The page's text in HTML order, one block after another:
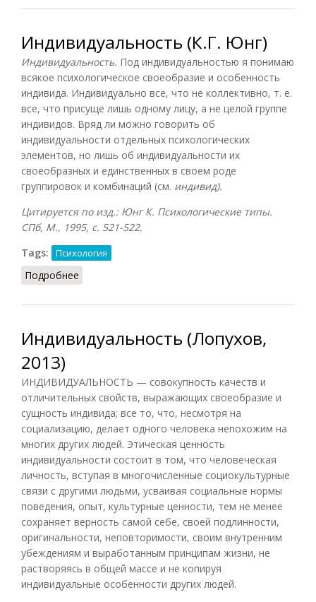
Индивидуальность (К.Г. Юнг)
Индивидуальность. Под индивидуальностью я понимаю
всякое психологическое своеобразие и особенность
индивида. Индивидуально все, что не коллективно, т. е.
все, что присуще лишь одному лицу, а не целой группе
индивидов. Вряд ли можно говорить об
индивидуальности отдельных психологических
элементов, но лишь об индивидуальности их
своеобразных и единственных в своем роде
группировок и комбинаций (см. индивид).
Цитируется по изд.: Юнг К. Психологические типы.
СПб, М., 1995, с. 521-522.
Tags:
Психология
Подробнее
Индивидуальность (Лопухов,
2013)
ИНДИВИДУАЛЬНОСТЬ — совокупность качеств и
отличительных свойств, выражающих своеобразие и
сущность индивида; все то, что, несмотря на
социализацию, делает одного человека непохожим на
многих других людей. Этическая ценность
индивидуальности состоит в том, что человеческая
личность, вступая в многочисленные социокультурные
связи с другими людьми, усваивая социальные нормы
поведения, опыт, культурные ценности, тем не менее
сохраняет верность самой себе, своей подлинности,
оригинальности, неповторимости, своим внутренним
убеждениям и выработанным принципам жизни, не
растворяясь в общей массе и не копируя
индивидуальные особенности других людей.